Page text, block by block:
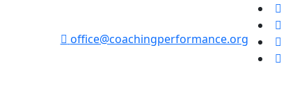
office@coachingperformance.org